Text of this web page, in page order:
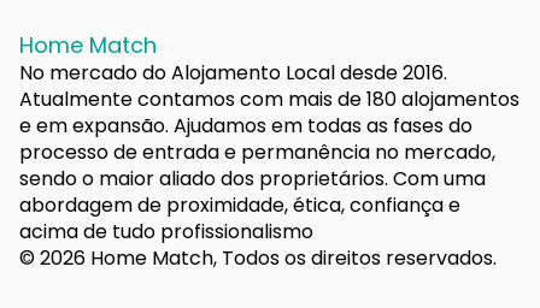
Home Match
No mercado do Alojamento Local desde 2016.
Atualmente contamos com mais de 180 alojamentos
e em expansão. Ajudamos em todas as fases do
processo de entrada e permanência no mercado,
sendo o maior aliado dos proprietários. Com uma
abordagem de proximidade, ética, confiança e
acima de tudo profissionalismo
© 2026 Home Match, Todos os direitos reservados.